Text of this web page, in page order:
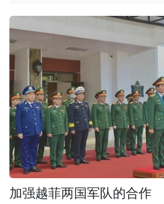
加强越菲两国军队的合作